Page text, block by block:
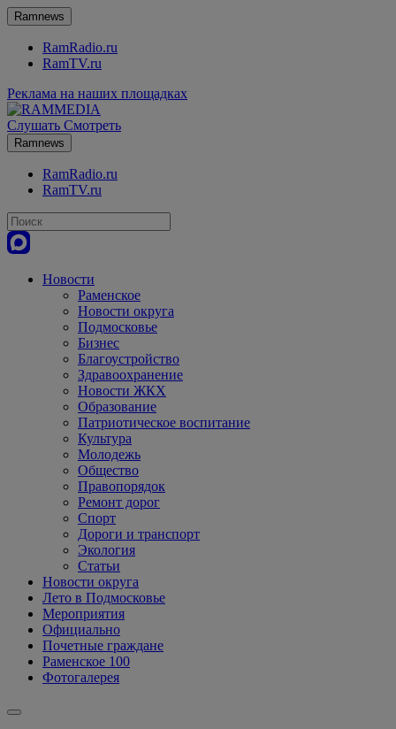
Ramnews
RamRadio.ru
RamTV.ru
Реклама на наших площадках
Слушать Смотреть
Ramnews
RamRadio.ru
RamTV.ru
Новости
Раменское
Новости округа
Подмосковье
Бизнес
Благоустройство
Здравоохранение
Новости ЖКХ
Образование
Патриотическое воспитание
Культура
Молодежь
Общество
Правопорядок
Ремонт дорог
Спорт
Дороги и транспорт
Экология
Статьи
Новости округа
Лето в Подмосковье
Мероприятия
Официально
Почетные граждане
Раменское 100
Фотогалерея